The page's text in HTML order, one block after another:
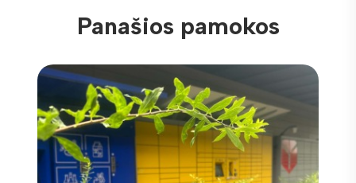
Panašios pamokos